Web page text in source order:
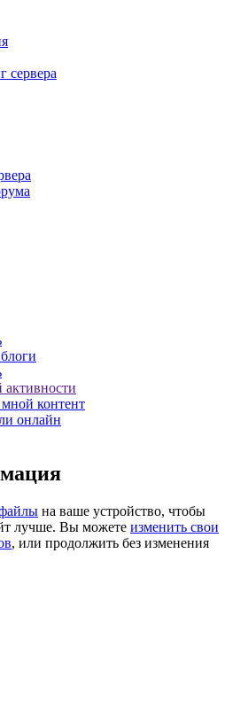
сервера
контент
онлайн
на ваше устройство, чтобы
лучше. Вы можете изменить свои
, или продолжить без изменения